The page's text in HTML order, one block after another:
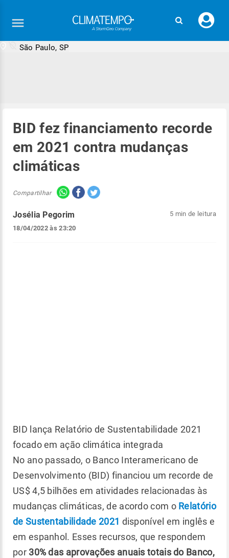
seu
São Paulo, SP
BID fez financiamento recorde
em 2021 contra mudanças
climáticas
Compartilhar
Josélia Pegorim
18/04/2022 às 23:20
5 min de leitura
BID lança Relatório de Sustentabilidade 2021
focado em ação climática integrada
No ano passado, o Banco Interamericano de
Desenvolvimento (BID) financiou um recorde de
US$ 4,5 bilhões em atividades relacionadas às
mudanças climáticas, de acordo com o Relatório
de Sustentabilidade 2021 disponível em inglês e
em espanhol. Esses recursos, que respondem
por 30% das aprovações anuais totais do Banco,